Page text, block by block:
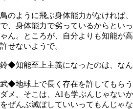
鳥のように飛ぶ身体能力がなければ
で、身体能力で劣っているからとい
ゃん。ところが、自分よりも知能が
許せないようで。
鈴◆知能至上主義になったのは、な
武◆地球上で長く存在を許してもら
ダメ。そこは、AIも学ぶんじゃない
をぜんぶ滅ぼしていいってもんじゃ